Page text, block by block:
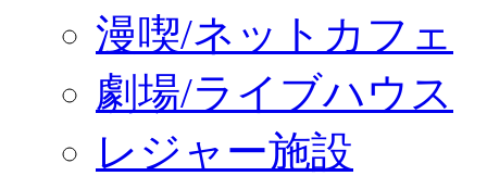
漫喫/ネットカフェ
劇場/ライブハウス
レジャー施設